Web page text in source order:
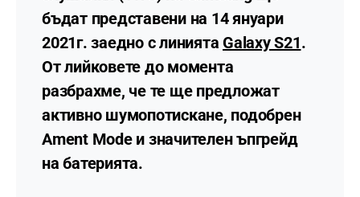
бъдат представени на 14 януари
2021г. заедно с линията Galaxy S21.
От лийковете до момента
разбрахме, че те ще предложат
активно шумопотискане, подобрен
Ament Modeи значителен ъпгрейд
на батерията.